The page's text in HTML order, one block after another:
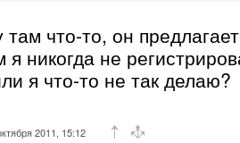
что-то, он
я никогда не
я что-то не так делаю?
2011, 15:12